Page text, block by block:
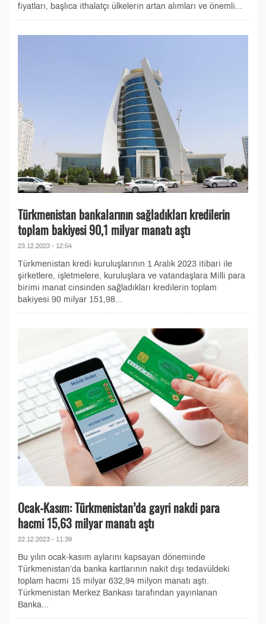
fiyatları, başlıca ithalatçı ülkelerin artan alımları ve önemli...
Türkmenistan bankalarının sağladıkları kredilerin
toplam bakiyesi 90,1 milyar manatı aştı
23.12.2023 - 12:54
Türkmenistan kredi kuruluşlarının 1 Aralık 2023 itibari ile
şirketlere, işletmelere, kuruluşlara ve vatandaşlara Milli para
birimi manat cinsinden sağladıkları kredilerin toplam
bakiyesi 90 milyar 151,98...
Ocak-Kasım: Türkmenistan’da gayri nakdi para
hacmi 15,63 milyar manatı aştı
22.12.2023 - 11:39
Bu yılın ocak-kasım aylarını kapsayan döneminde
Türkmenistan’da banka kartlarının nakit dışı tedavüldeki
toplam hacmi 15 milyar 632,94 milyon manatı aştı.
Türkmenistan Merkez Bankası tarafından yayınlanan
Banka...